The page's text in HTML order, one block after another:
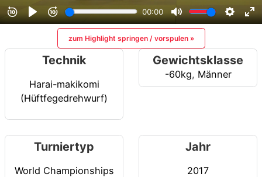
zum Highlight springen / vorspulen »
Technik
Harai-makikomi
(Hüftfegedrehwurf)
Gewichtsklasse
-60kg, Männer
Turniertyp
World Championships
Jahr
2017